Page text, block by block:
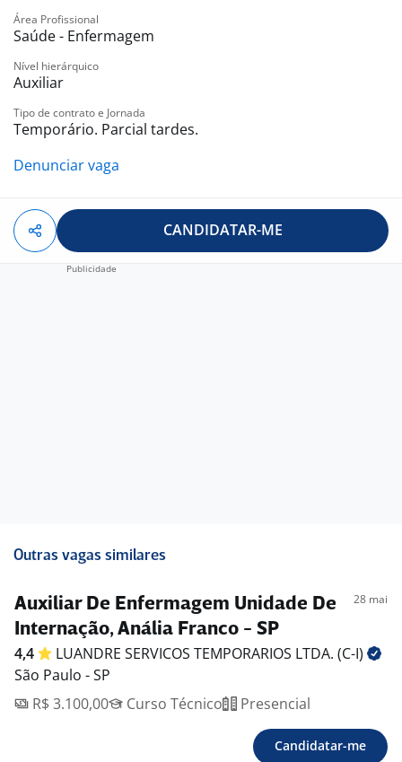
Área Profissional
Saúde - Enfermagem
Nível hierárquico
Auxiliar
Tipo de contrato e Jornada
Temporário. Parcial tardes.
Denunciar vaga
CANDIDATAR-ME
Outras vagas similares
Auxiliar De Enfermagem Unidade De
Internação, Anália Franco - SP
28 mai
4,4 LUANDRE SERVICOS TEMPORARIOS LTDA. (C-I)
São Paulo - SP
R$ 3.100,00
Curso Técnico Presencial
Candidatar-me